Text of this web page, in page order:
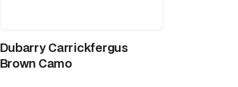
Dubarry Carrickfergus
Brown Camo